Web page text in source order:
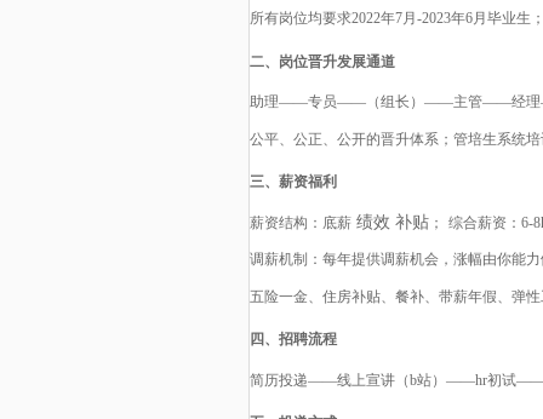
所有岗位均要求2022年7月-2023年6月毕业生
二、岗位晋升发展通道
助理——专员——（组长）——主管——经
公平、公正、公开的晋升体系 ； 管培生系统
三、薪资福利
薪资结构：底薪 绩效 补贴 ； 综合薪资： 6-
调薪机制：每年提供调薪机会，涨幅由你能
五险一金、住房补贴、餐补、带薪年假、弹
四、招聘流程
简历投递——线上宣讲（b站）——hr初试——